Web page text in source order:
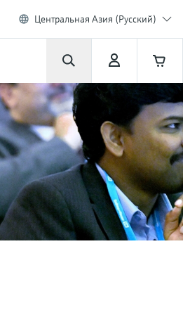
Центральная Азия (Русский)